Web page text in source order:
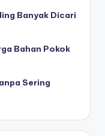
Banyak Dicari
Bahan Pokok
Sering